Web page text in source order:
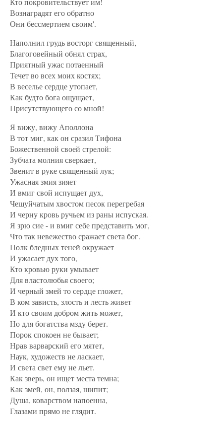
Вознаградят его обратно
Они бессмертием своим'.
Наполнил грудь восторг священный,
Благоговейный обнял страх,
Приятный ужас потаенный
Течет во всех моих костях;
В веселье сердце утопает,
Как будто бога ощущает,
Присутствующего со мной!
Я вижу, вижу Аполлона
В тот миг, как он сразил Тифона
Божественной своей стрелой:
Зубчата молния сверкает,
Звенит в руке священный лук;
Ужасная змия зияет
И вмиг свой испущает дух,
Чешуйчатым хвостом песок перегребая
И черну кровь ручьем из раны испуская.
Я зрю сие - и вмиг себе представить мог,
Что так невежество сражает света бог.
Полк бледных теней окружает
И ужасает дух того,
Кто кровью руки умывает
Для властолюбья своего;
И черный змей то сердце гложет,
В ком зависть, злость и лесть живет
И кто своим добром жить может,
Но для богатства мзду берет.
Порок спокоен не бывает;
Нрав варварский его мятет,
Наук, художеств не ласкает,
И света свет ему не льет.
Как зверь, он ищет места темна;
Как змей, он, ползая, шипит;
Душа, коварством напоенна,
Глазами прямо не глядит.